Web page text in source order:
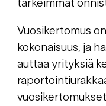
tärkeimmät
Vuosikertomus
kokonaisuus, ja
auttaa yrityksiä